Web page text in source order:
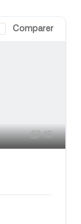
Comparer
15